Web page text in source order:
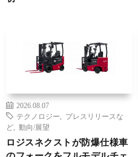
2026.08.07
テクノロジー
プレスリリースな
ど
動向/展望
ロジスネクストが防爆仕様車